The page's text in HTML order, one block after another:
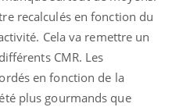
recalculés en fonction du
Cela va remettre un
CMR. Les
en fonction de la
plus gourmands que